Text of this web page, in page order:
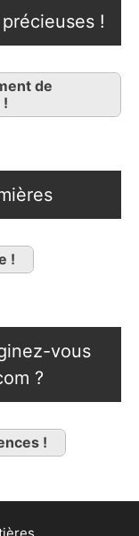
!
de
!
vous
?
!